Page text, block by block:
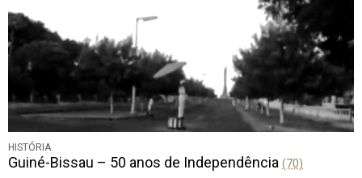
HISTÓRIA
Guiné-Bissau – 50 anos de Independência (70)